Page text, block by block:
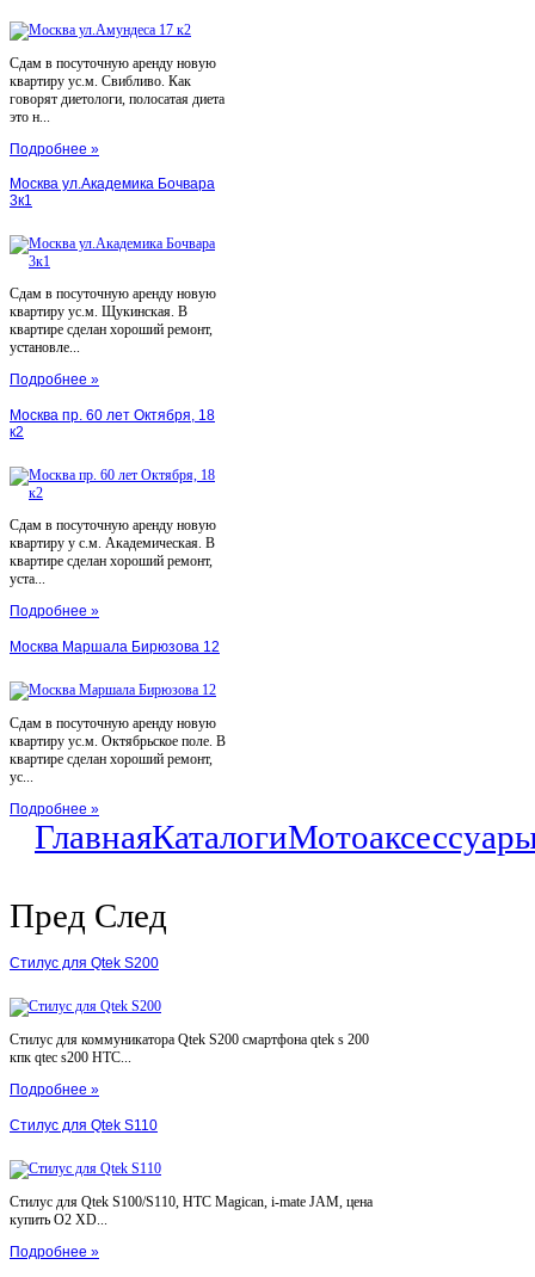
Сдам в посуточную аренду новую
квартиру ус.м. Свибливо. Как
говорят диетологи, полосатая диета
это н...
Подробнее »
Москва ул.Академика Бочвара
3к1
Сдам в посуточную аренду новую
квартиру ус.м. Щукинская. В
квартире сделан хороший ремонт,
установле...
Подробнее »
Москва пр. 60 лет Октября, 18
к2
Сдам в посуточную аренду новую
квартиру у с.м. Академическая. В
квартире сделан хороший ремонт,
уста...
Подробнее »
Москва Маршала Бирюзова 12
Сдам в посуточную аренду новую
квартиру ус.м. Октябрьское поле. В
квартире сделан хороший ремонт,
ус...
Подробнее »
ГлавнаяКаталоги
Пред След
Стилус для Qtek S200
Стилус для коммуникатора Qtek S200 смартфона qtek s 200
кпк qtec s200 HTC...
Подробнее »
Стилус для Qtek S110
Стилус для Qtek S100/S110, HTC Magican, i-mate JAM, цена
купить O2 XD...
Подробнее »